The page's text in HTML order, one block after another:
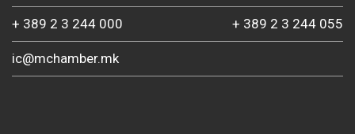
+ 389 2 3 244 000 + 389 2 3 244 055
ic@mchamber.mk